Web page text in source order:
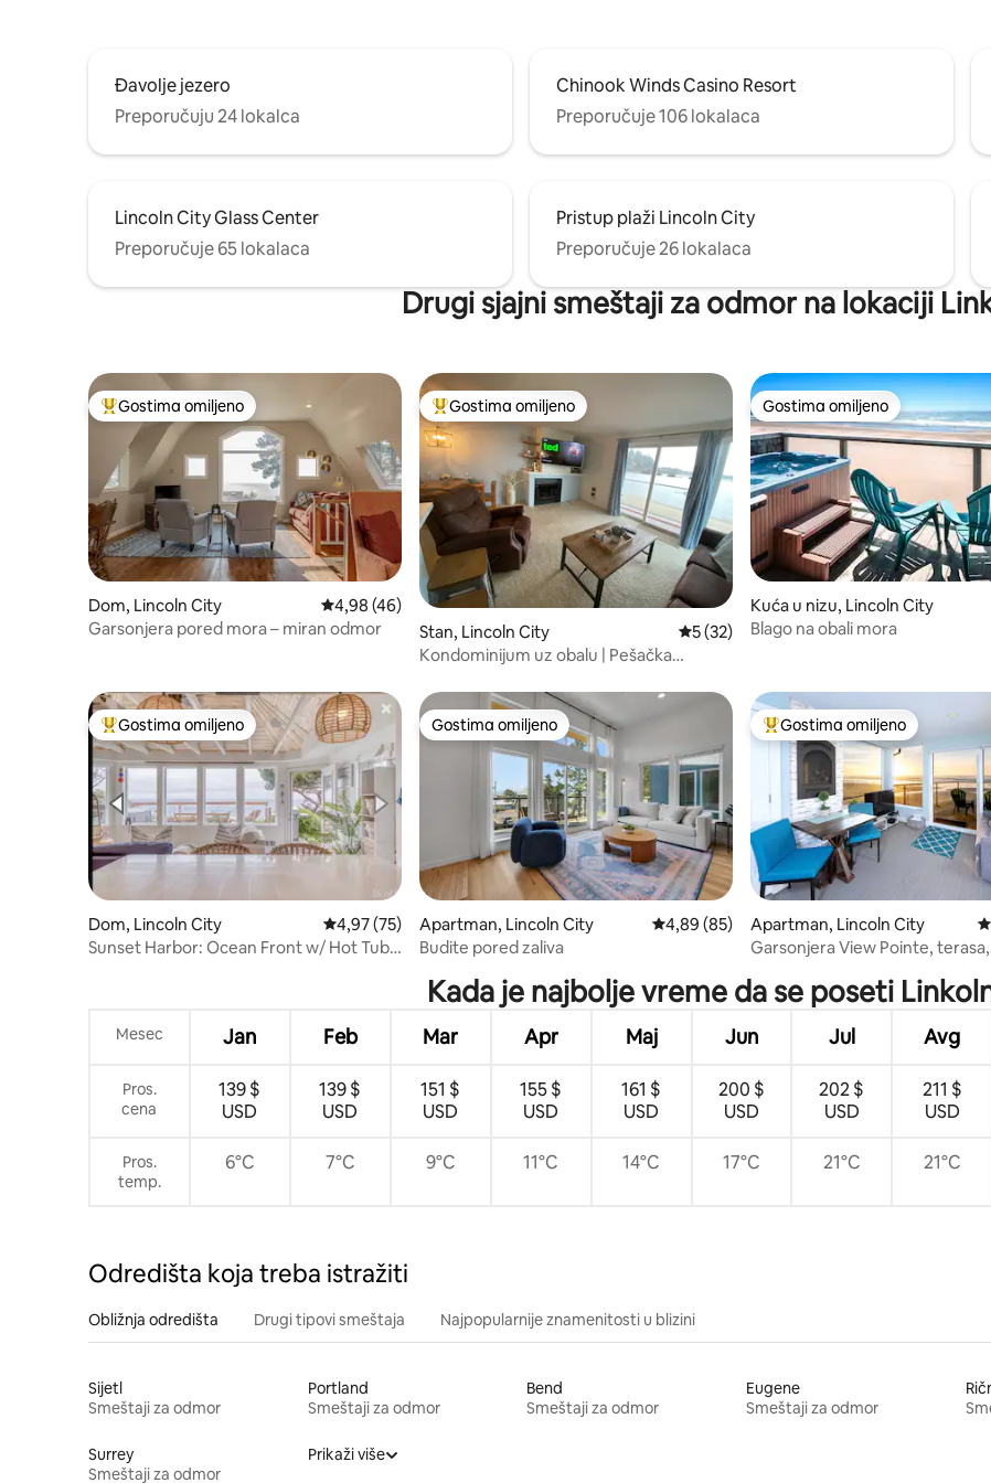
Đavolje jezero
Preporučuju 24 lokalca
Chinook Winds Casino Resort
Preporučuje 106 lokalaca
Lincoln City Glass Center
Preporučuje 65 lokalaca
Pristup plaži Lincoln City
Preporučuje 26 lokalaca
Drugi sjajni smeštaji za odmor na lokaciji
Najuspešniji među gostima omiljenim
Gostima omiljeno
Dom, Lincoln City Prosečna ocena 4,98 od 5, utisaka: 46
4,98 (46)
Garsonjera pored mora – miran odmor
Najuspešniji među gostima omiljenim
Gostima omiljeno
Stan, Lincoln City Prosečna ocena 5 od 5, utisaka: 32
5 (32)
Kondominijum uz obalu | Pešačka
restorana
Gostima omiljeno
Gostima omiljeno
Kuća u nizu, Lincoln City
Blago na obali mora
Najuspešniji među gostima omiljenim
Gostima omiljeno
Dom, Lincoln City Prosečna ocena 4,97 od 5, utisaka: 75
4,97 (75)
Sunset Harbor: Ocean Front w/ Hot Tub
Gostima omiljeno
Gostima omiljeno
Apartman, Lincoln City Prosečna ocena 4,89 od 5, utisaka: 85
4,89 (85)
Budite pored zaliva
Najuspešniji među gostima
Gostima omiljeno
Apartman, Lincoln City
Garsonjera View Pointe, terasa,
Kada je najbolje vreme da se poseti
Mesec Jan Feb Mar Apr Maj Jun Jul Avg
Pros.
cena
139 $
USD
139 $
USD
151 $
USD
155 $
USD
161 $
USD
200 $
USD
202 $
USD
211 $
USD
Pros.
temp.
6°C 7°C 9°C 11°C 14°C 17°C 21°C 21°C
Odredišta koja treba istražiti
Obližnja odredišta Drugi tipovi smeštaja Najpopularnije znamenitosti u blizini
Sijetl
Smeštaji za odmor
Portland
Smeštaji za odmor
Bend
Smeštaji za odmor
Eugene
Smeštaji za odmor
Surrey
Smeštaji za odmor
Prikaži više